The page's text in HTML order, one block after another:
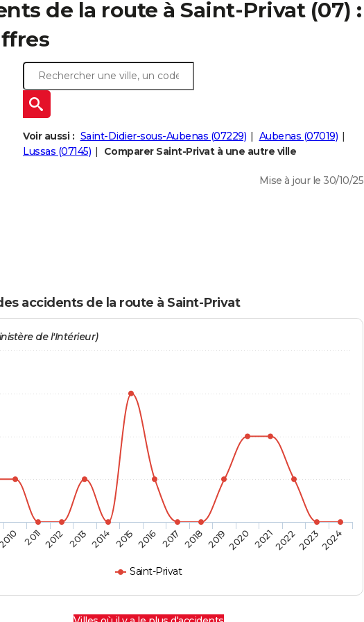
de la route à Saint-Privat (07) :
Voir aussi : Saint-Didier-sous-Aubenas (07229)
Aubenas (07019)
Lussas (07145)
Comparer Saint-Privat à une autre ville
Mise à jour le 30/10/25
accidents de la route à Saint-Privat
de l'Intérieur)
Saint-Privat
2011 2012 2013 2014 2015 2016 2017 2018 20192020 2021202220232024